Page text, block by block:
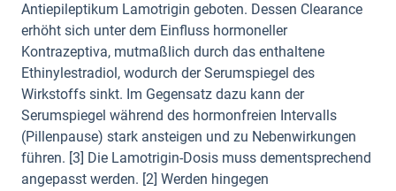
Antiepileptikum Lamotrigin geboten. Dessen Clearance
erhöht sich unter dem Einfluss hormoneller
Kontrazeptiva, mutmaßlich durch das enthaltene
Ethinylestradiol, wodurch der Serumspiegel des
Wirkstoffs sinkt. Im Gegensatz dazu kann der
Serumspiegel während des hormonfreien Intervalls
(Pillenpause) stark ansteigen und zu Nebenwirkungen
führen. [3] Die Lamotrigin-Dosis muss dementsprechend
angepasst werden. [2] Werden hingegen